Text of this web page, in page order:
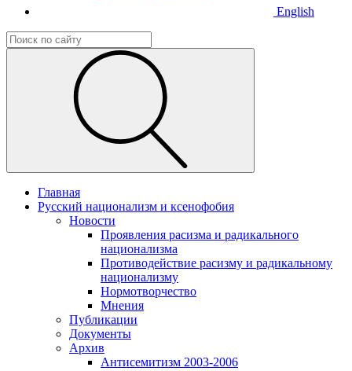
English
Главная
Русский национализм и ксенофобия
Новости
Проявления расизма и радикального
национализма
Противодействие расизму и радикальному
национализму
Нормотворчество
Мнения
Публикации
Документы
Архив
Антисемитизм 2003-2006